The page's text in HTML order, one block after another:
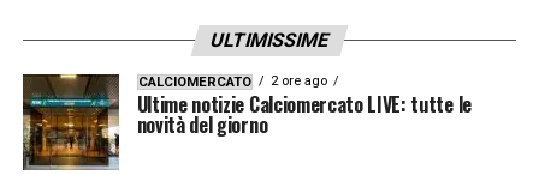
ULTIMISSIME
CALCIOMERCATO 2 ore ago
Ultime notizie Calciomercato LIVE: tutte le
novità del giorno